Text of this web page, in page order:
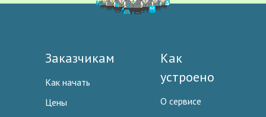
Заказчикам
Как начать
Цены
Как
устроено
О сервисе